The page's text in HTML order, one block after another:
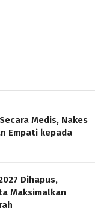
Medis, Nakes
Empati kepada
Dihapus,
Maksimalkan